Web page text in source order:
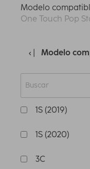
Modelo
One Touch Pop
Modelo
1S (2019)
1S (2020)
3C